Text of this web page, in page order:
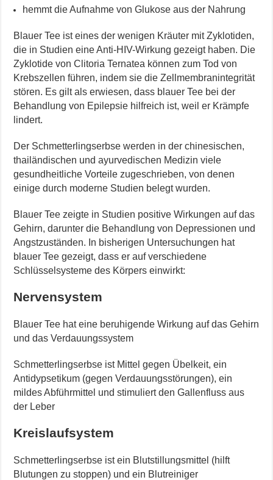
hemmt die Aufnahme von Glukose aus der Nahrung
Blauer Tee ist eines der wenigen Kräuter mit Zyklotiden,
die in Studien eine Anti-HIV-Wirkung gezeigt haben. Die
Zyklotide von Clitoria Ternatea können zum Tod von
Krebszellen führen, indem sie die Zellmembranintegrität
stören. Es gilt als erwiesen, dass blauer Tee bei der
Behandlung von Epilepsie hilfreich ist, weil er Krämpfe
lindert.
Der Schmetterlingserbse werden in der chinesischen,
thailändischen und ayurvedischen Medizin viele
gesundheitliche Vorteile zugeschrieben, von denen
einige durch moderne Studien belegt wurden.
Blauer Tee zeigte in Studien positive Wirkungen auf das
Gehirn, darunter die Behandlung von Depressionen und
Angstzuständen. In bisherigen Untersuchungen hat
blauer Tee gezeigt, dass er auf verschiedene
Schlüsselsysteme des Körpers einwirkt:
Nervensystem
Blauer Tee hat eine beruhigende Wirkung auf das Gehirn
und das Verdauungssystem
Schmetterlingserbse ist Mittel gegen Übelkeit, ein
Antidypsetikum (gegen Verdauungsstörungen), ein
mildes Abführmittel und stimuliert den Gallenfluss aus
der Leber
Kreislaufsystem
Schmetterlingserbse ist ein Blutstillungsmittel (hilft
Blutungen zu stoppen) und ein Blutreiniger